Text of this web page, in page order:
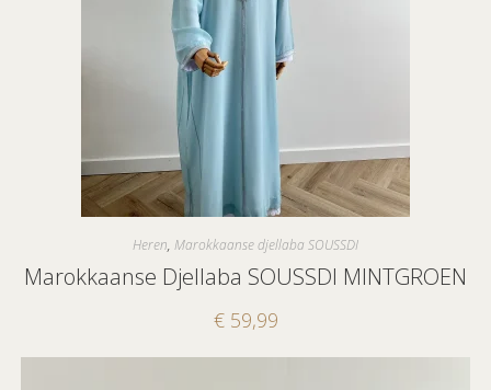
Heren, Marokkaanse djellaba SOUSSDI
Marokkaanse Djellaba SOUSSDI MINTGROEN
€59,99